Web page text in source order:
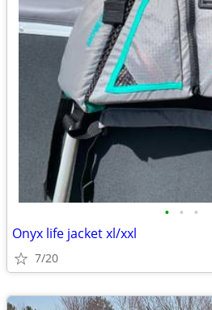
• • •
Onyx life jacket xl/xxl
7/20